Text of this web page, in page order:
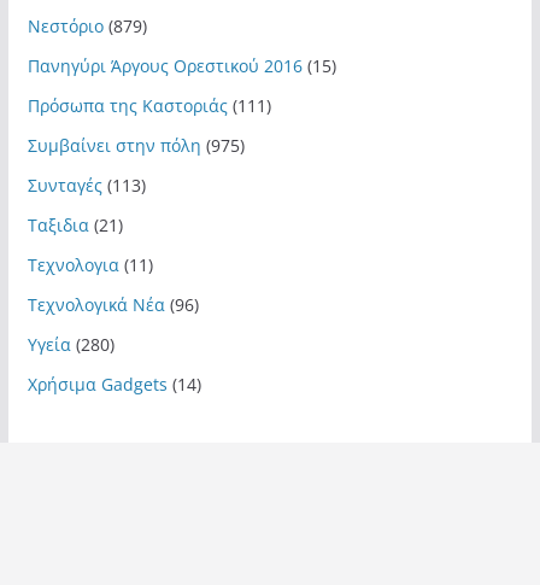
Νεστόριο(879)
Πανηγύρι Άργους Ορεστικού 2016(15)
Πρόσωπα της Καστοριάς(111)
Συμβαίνει στην πόλη (975)
Συνταγές(113)
Ταξιδια(21)
Τεχνολογια(11)
Τεχνολογικά Νέα(96)
Υγεία(280)
Χρήσιμα Gadgets (14)